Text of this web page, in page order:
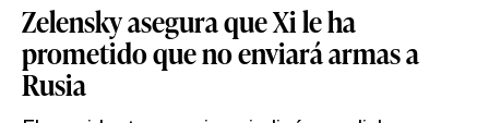
Zelensky asegura que Xi le ha
prometido que no enviará armas a
Rusia